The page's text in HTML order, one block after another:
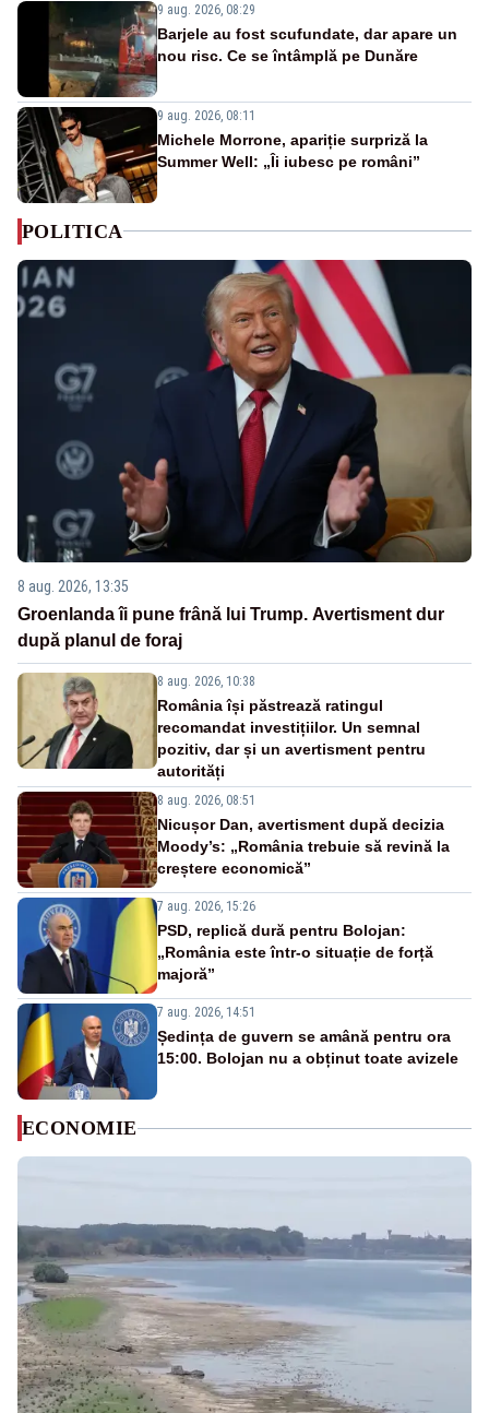
9 aug. 2026, 08:29
Barjele au fost scufundate, dar apare un
nou risc. Ce se întâmplă pe Dunăre
9 aug. 2026, 08:11
Michele Morrone, apariție surpriză la
Summer Well: „Îi iubesc pe români”
POLITICA
8 aug. 2026, 13:35
Groenlanda îi pune frână lui Trump. Avertisment dur
după planul de foraj
8 aug. 2026, 10:38
România își păstrează ratingul
recomandat investițiilor. Un semnal
pozitiv, dar și un avertisment pentru
autorități
8 aug. 2026, 08:51
Nicușor Dan, avertisment după decizia
Moody’s: „România trebuie să revină la
creștere economică”
7 aug. 2026, 15:26
PSD, replică dură pentru Bolojan:
„România este într-o situație de forță
majoră”
7 aug. 2026, 14:51
Ședința de guvern se amână pentru ora
15:00. Bolojan nu a obținut toate avizele
ECONOMIE